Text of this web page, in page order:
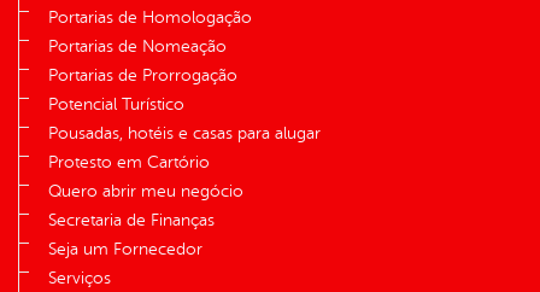
Portarias de Homologação
Portarias de Nomeação
Portarias de Prorrogação
Potencial Turístico
Pousadas, hotéis e casas para alugar
Protesto em Cartório
Quero abrir meu negócio
Secretaria de Finanças
Seja um Fornecedor
Serviços